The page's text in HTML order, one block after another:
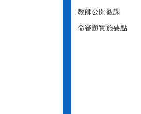
教師公開觀課
命審題實施要點